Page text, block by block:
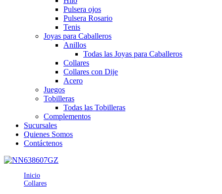
Pulsera ojos
Pulsera Rosario
Tenis
Joyas para Caballeros
Anillos
Todas las Joyas para Caballeros
Collares
Collares con Dije
Acero
Juegos
Tobilleras
Todas las Tobilleras
Complementos
Sucursales
Quienes Somos
Contáctenos
Inicio
Collares